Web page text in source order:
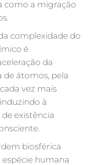
como a migração
átomos.
complexidade do
é
da
átomos, pela
vez mais
à
existência
biosférica
espécie humana